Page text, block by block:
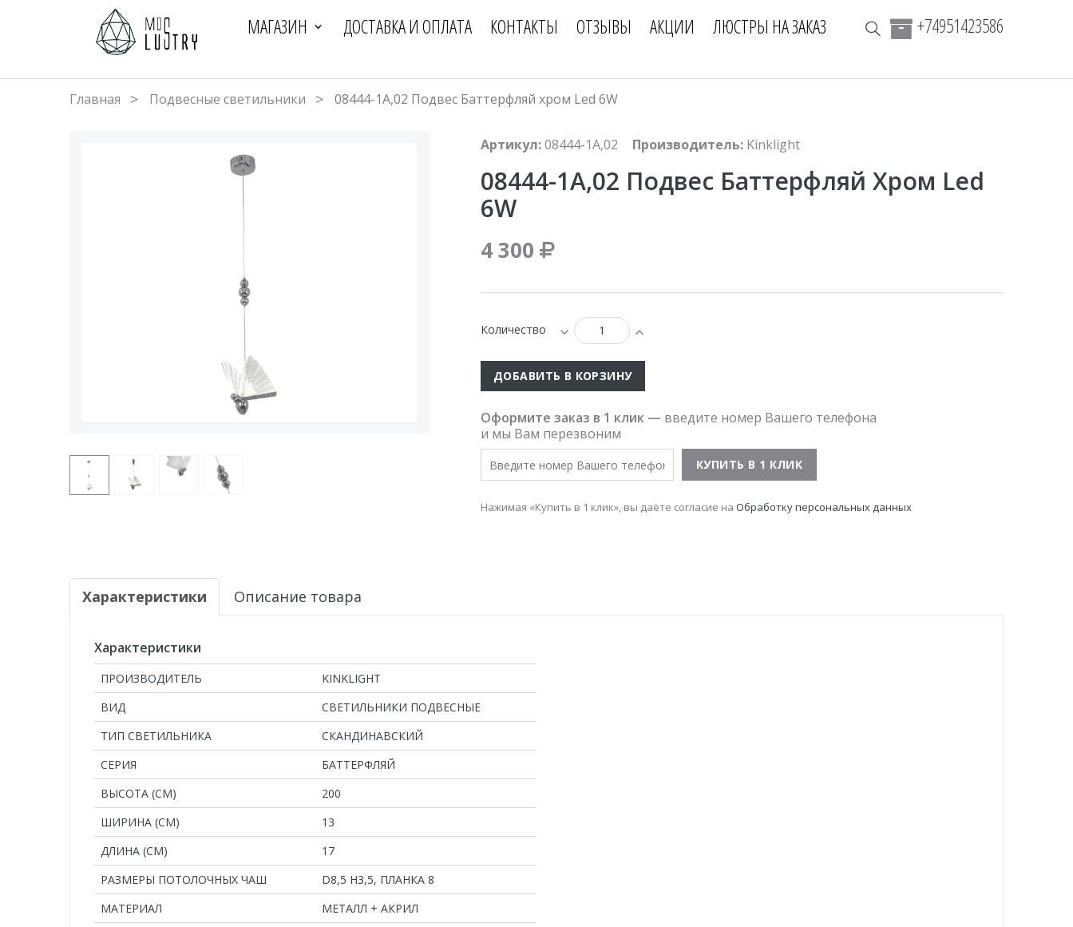
МАГАЗИН ДОСТАВКА И ОПЛАТА КОНТАКТЫ ОТЗЫВЫ АКЦИИ ЛЮСТРЫ НА ЗАКАЗ +74951423586
Главная Подвесные светильники 08444-1A,02 Подвес Баттерфляй хром Led 6W
Артикул:08444-1A,02 Производитель: Kinklight
08444-1A,02 Подвес Баттерфляй Хром Led
6W
4 300
Количество
ДОБАВИТЬ В КОРЗИНУ
Оформите заказ в 1 клик — введите номер Вашего телефона
и мы Вам перезвоним
Нажимая «Купить в 1 клик», вы даёте согласие на Обработку персональных данных
Характеристики Описание товара
Характеристики
ПРОИЗВОДИТЕЛЬ
KINKLIGHT
ВИД
СВЕТИЛЬНИКИ ПОДВЕСНЫЕ
ТИП СВЕТИЛЬНИКА
СКАНДИНАВСКИЙ
СЕРИЯ
БАТТЕРФЛЯЙ
ВЫСОТА (СМ)
200
ШИРИНА (СМ)
13
ДЛИНА (СМ)
17
РАЗМЕРЫ ПОТОЛОЧНЫХ ЧАШ
D8,5 H3,5, ПЛАНКА 8
MАТЕРИАЛ
МЕТАЛЛ + АКРИЛ